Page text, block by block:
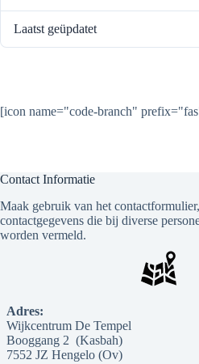
Laatst geüpdatet
[icon name="code-branch"
Contact Informatie
Maak gebruik van het
contactgegevens die bij diverse
worden vermeld.
Adres:
Wijkcentrum De Tempel
Booggang 2 (Kasbah)
7552 JZ Hengelo (Ov)